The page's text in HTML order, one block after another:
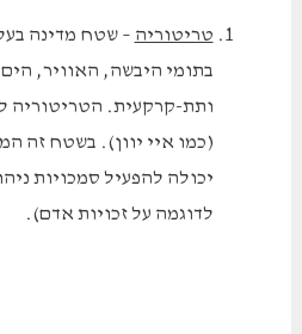
טריטוריה – שטח מדינה
בתומי היבשה, האוויר,
ותת-קרקעית. הטריטוריה
(כמו איי יוון). בשטח זה
יכולה להפעיל סמכויות
לדוגמה על זכויות אדם).